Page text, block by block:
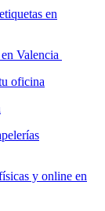
Valencia
y online en